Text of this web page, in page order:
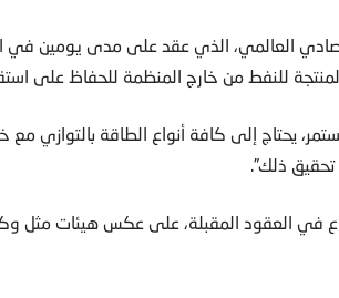
العالمي، الذي عقد على مدى يومين في
للنفط من خارج المنظمة للحفاظ على
يحتاج إلى كافة أنواع الطاقة بالتوازي مع
تحقيق ذلك”.
في العقود المقبلة، على عكس هيئات مثل